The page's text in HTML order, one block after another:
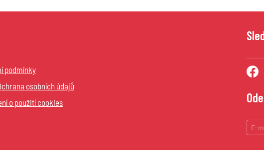
podmínky
osobních údajů
o použití cookies